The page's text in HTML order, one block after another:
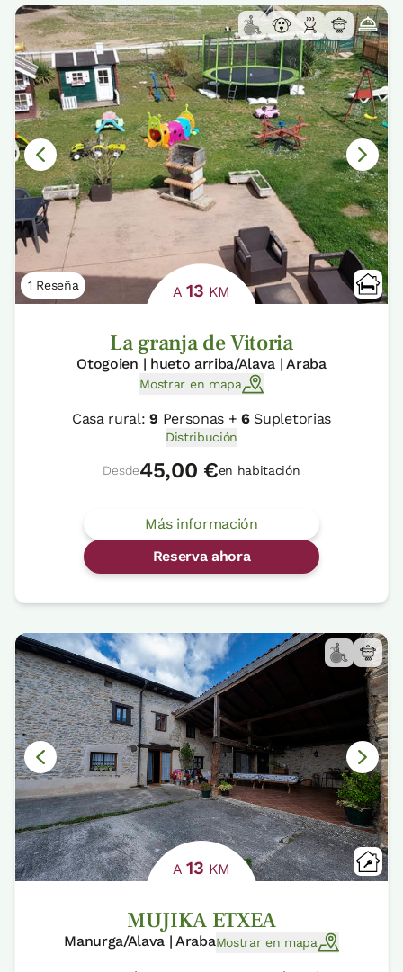
1 Reseña A13 KM
La granja de Vitoria
Otogoien | hueto arriba/Alava | Araba
Mostrar en mapa
Casa rural:9 Personas +6Supletorias
Distribución
Desde45,00 €en habitación
Más información
Reserva ahora
A13 KM
MUJIKA ETXEA
Manurga/Alava | ArabaMostrar en mapa